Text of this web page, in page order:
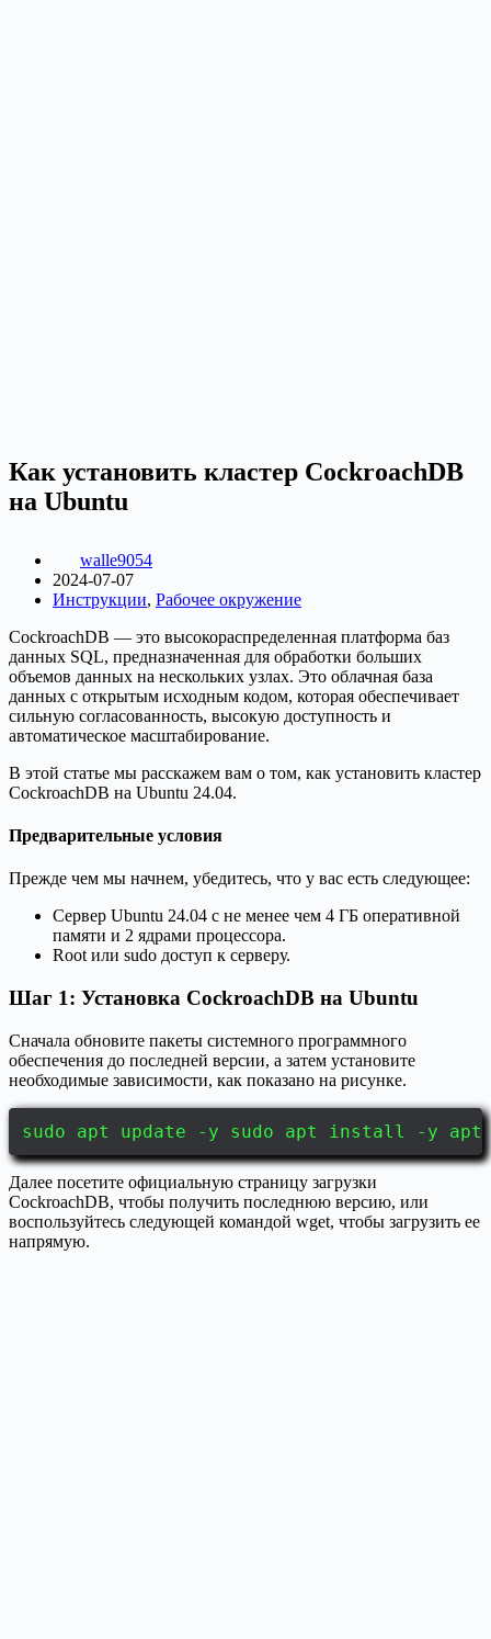
Как установить кластер CockroachDB
на Ubuntu
walle9054
2024-07-07
Инструкции, Рабочее окружение
CockroachDB — это высокораспределенная платформа баз
данных SQL, предназначенная для обработки больших
объемов данных на нескольких узлах. Это облачная база
данных с открытым исходным кодом, которая обеспечивает
сильную согласованность, высокую доступность и
автоматическое масштабирование.
В этой статье мы расскажем вам о том, как установить кластер
CockroachDB на Ubuntu 24.04.
Предварительные условия
Прежде чем мы начнем, убедитесь, что у вас есть следующее:
Сервер Ubuntu 24.04 с не менее чем 4 ГБ оперативной
памяти и 2 ядрами процессора.
Root или sudo доступ к серверу.
Шаг 1: Установка CockroachDB на Ubuntu
Сначала обновите пакеты системного программного
обеспечения до последней версии, а затем установите
необходимые зависимости, как показано на рисунке.
sudo apt update -y sudo apt install -y
Далее посетите официальную страницу загрузки
CockroachDB, чтобы получить последнюю версию, или
воспользуйтесь следующей командой wget, чтобы загрузить ее
напрямую.